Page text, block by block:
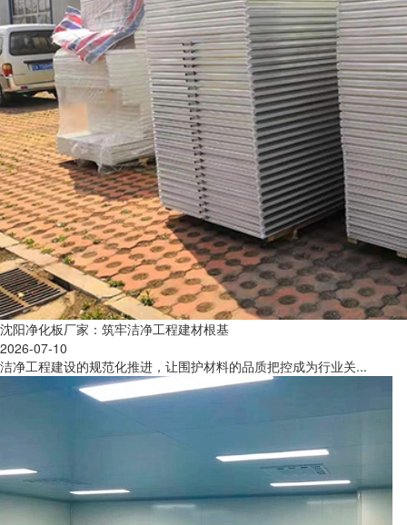
沈阳净化板厂家：筑牢洁净工程建材根基
2026-07-10
洁净工程建设的规范化推进，让围护材料的品质把控成为行业关...